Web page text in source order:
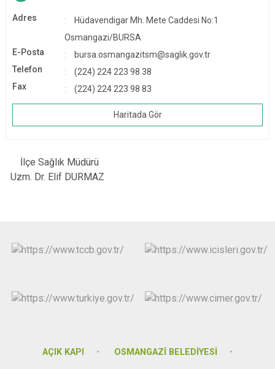
Adres
Hüdavendigar Mh. Mete Caddesi No:1
Osmangazi/BURSA
E-Posta
bursa.osmangazitsm@saglik.gov.tr
Telefon
(224) 224 223 98 38
Fax
(224) 224 223 98 83
Haritada Gör
İlçe Sağlık Müdürü
Uzm. Dr. Elif DURMAZ
AÇIK KAPI OSMANGAZİ BELEDİYESİ